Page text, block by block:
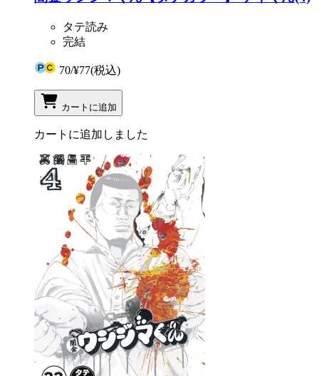
タテ読み
完結
70/¥77(税込)
カートに追加
カートに追加しました